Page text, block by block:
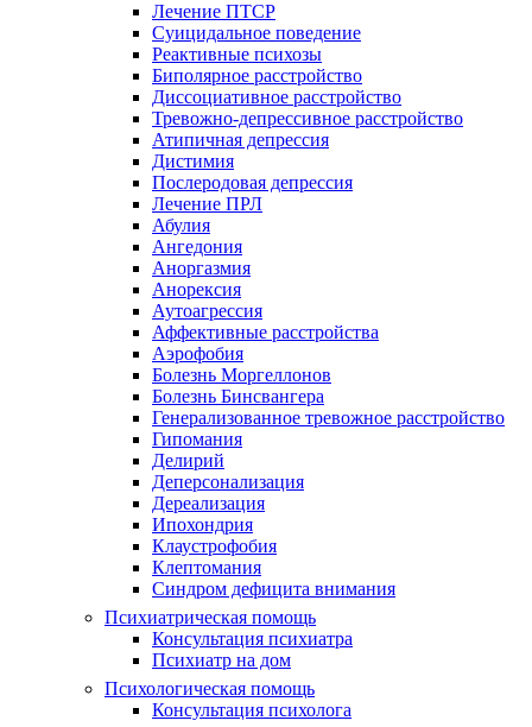
Лечение ПТСР
Суицидальное поведение
Реактивные психозы
Биполярное расстройство
Диссоциативное расстройство
Тревожно-депрессивное расстройство
Атипичная депрессия
Дистимия
Послеродовая депрессия
Лечение ПРЛ
Абулия
Ангедония
Аноргазмия
Анорексия
Аутоагрессия
Аффективные расстройства
Аэрофобия
Болезнь Моргеллонов
Болезнь Бинсвангера
Генерализованное тревожное расстройство
Гипомания
Делирий
Деперсонализация
Дереализация
Ипохондрия
Клаустрофобия
Клептомания
Синдром дефицита внимания
Психиатрическая помощь
Консультация психиатра
Психиатр на дом
Психологическая помощь
Консультация психолога